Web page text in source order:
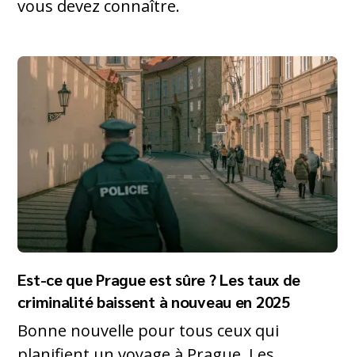
vous devez connaître.
Est-ce que Prague est sûre ? Les taux de
criminalité baissent à nouveau en 2025
Bonne nouvelle pour tous ceux qui